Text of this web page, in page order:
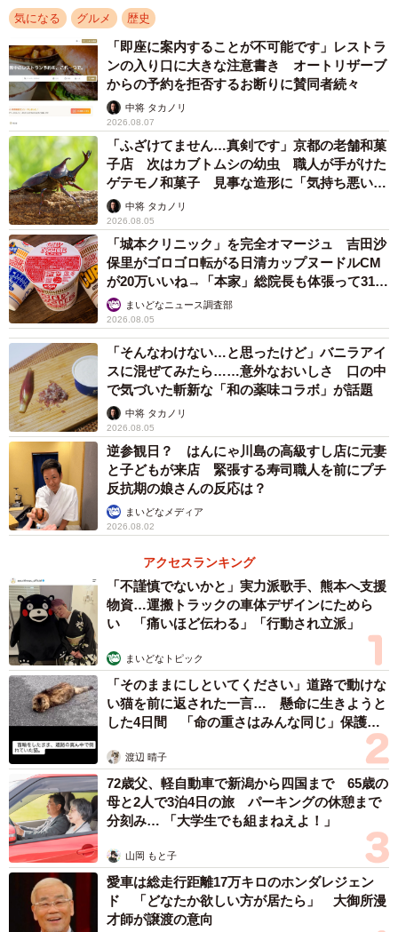
隼：絶滅が危惧される古いチェーン店や昭和から続いてる
ような飲食店巡りが普段から好きで、牛丼太郎の存在は以
前から存じあげておりました。牛丼のチェーン店といえ
ば、大手チェーン店しか知らなかった私にとって牛丼太郎
は興味深いチェーン店であったものの、関西在住の私は東
京にある店舗はなかなか遠く訪れることができずにいまし
た。
私の描いた漫画が講談社の「ちばてつや賞」を受賞し、講
談社本社にて行われる式に参加するため東京を訪れる機会
が生まれました。講談社本社は茗荷谷店と同じく東京都文
京区に位置するため、授賞式に向かう道中に丼太郎を訪れ
ました。
ーー利用した感想は？
お味のほどは？（隼のぶをさん提供）
隼：念願の丼太郎の牛丼は一言でいうと「ザ・ジャンクフ
ード！」です。牛肉はパサパサしており独特の甘味を帯び
ていました。他の大手チェーン店とは全く異なる味だと思
います。包み隠さず申し上げるなら、可もなく不可もない
味です。しかし一度食べ始めてみると止まらない、また食
べに来たくなる不思議な味でした。
店内の雰囲気は、まるで時が止まっているようで「平成初
気になる グルメ 歴史
「即座に案内することが不可能です」レストラ
ンの入り口に大きな注意書き オートリザーブ
からの予約を拒否するお断りに賛同者続々
中将 タカノリ
2026.08.07
「ふざけてません…真剣です」京都の老舗和菓
子店 次はカブトムシの幼虫 職人が手がけた
ゲテモノ和菓子 見事な造形に「気持ち悪いく
らいリアル」
中将 タカノリ
2026.08.05
「城本クリニック」を完全オマージュ 吉田沙
保里がゴロゴロ転がる日清カップヌードルCM
が20万いいね→「本家」総院長も体張って31万
いいねまいどなニュース調査部
2026.08.05
「そんなわけない…と思ったけど」バニラアイ
スに混ぜてみたら……意外なおいしさ 口の中
で気づいた斬新な「和の薬味コラボ」が話題
中将 タカノリ
2026.08.05
逆参観日？ はんにゃ川島の高級すし店に元妻
と子どもが来店 緊張する寿司職人を前にプチ
反抗期の娘さんの反応は？
まいどなメディア
2026.08.02
アクセスランキング
「不謹慎でないかと」実力派歌手、熊本へ支援
物資…運搬トラックの車体デザインにためら
い 「痛いほど伝わる」「行動され立派」
まいどなトピック
「そのままにしといてください」道路で動けな
い猫を前に返された一言… 懸命に生きようと
した4日間 「命の重さはみんな同じ」保護団
渡辺 晴子
72歳父、軽自動車で新潟から四国まで 65歳の
母と2人で3泊4日の旅 パーキングの休憩まで
分刻み… 「大学生でも組まねえよ！」
山岡 もと子
愛車は総走行距離17万キロのホンダレジェン
ド 「どなたか欲しい方が居たら」 大御所漫
才師が譲渡の意向